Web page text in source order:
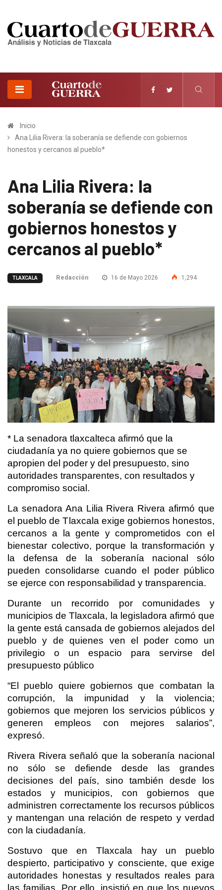
Inicio
Ana Lilia Rivera: la soberanía se defiende con gobiernos
honestos y cercanos al pueblo*
Ana Lilia Rivera: la
soberanía se defiende con
gobiernos honestos y
cercanos al pueblo*
TLAXCALA Redacción 16 de Mayo 2026 1,294
* La senadora tlaxcalteca afirmó que la
ciudadanía ya no quiere gobiernos que se
apropien del poder y del presupuesto, sino
autoridades transparentes, con resultados y
compromiso social.
La senadora Ana Lilia Rivera Rivera afirmó que
el pueblo de Tlaxcala exige gobiernos honestos,
cercanos a la gente y comprometidos con el
bienestar colectivo, porque la transformación y
la defensa de la soberanía nacional sólo
pueden consolidarse cuando el poder público
se ejerce con responsabilidad y transparencia.
Durante un recorrido por comunidades y
municipios de Tlaxcala, la legisladora afirmó que
la gente está cansada de gobiernos alejados del
pueblo y de quienes ven el poder como un
privilegio o un espacio para servirse del
presupuesto público
“El pueblo quiere gobiernos que combatan la
corrupción, la impunidad y la violencia;
gobiernos que mejoren los servicios públicos y
generen empleos con mejores salarios”,
expresó.
Rivera Rivera señaló que la soberanía nacional
no sólo se defiende desde las grandes
decisiones del país, sino también desde los
estados y municipios, con gobiernos que
administren correctamente los recursos públicos
y mantengan una relación de respeto y verdad
con la ciudadanía.
Sostuvo que en Tlaxcala hay un pueblo
despierto, participativo y consciente, que exige
autoridades honestas y resultados reales para
las familias. Por ello, insistió en que los nuevos